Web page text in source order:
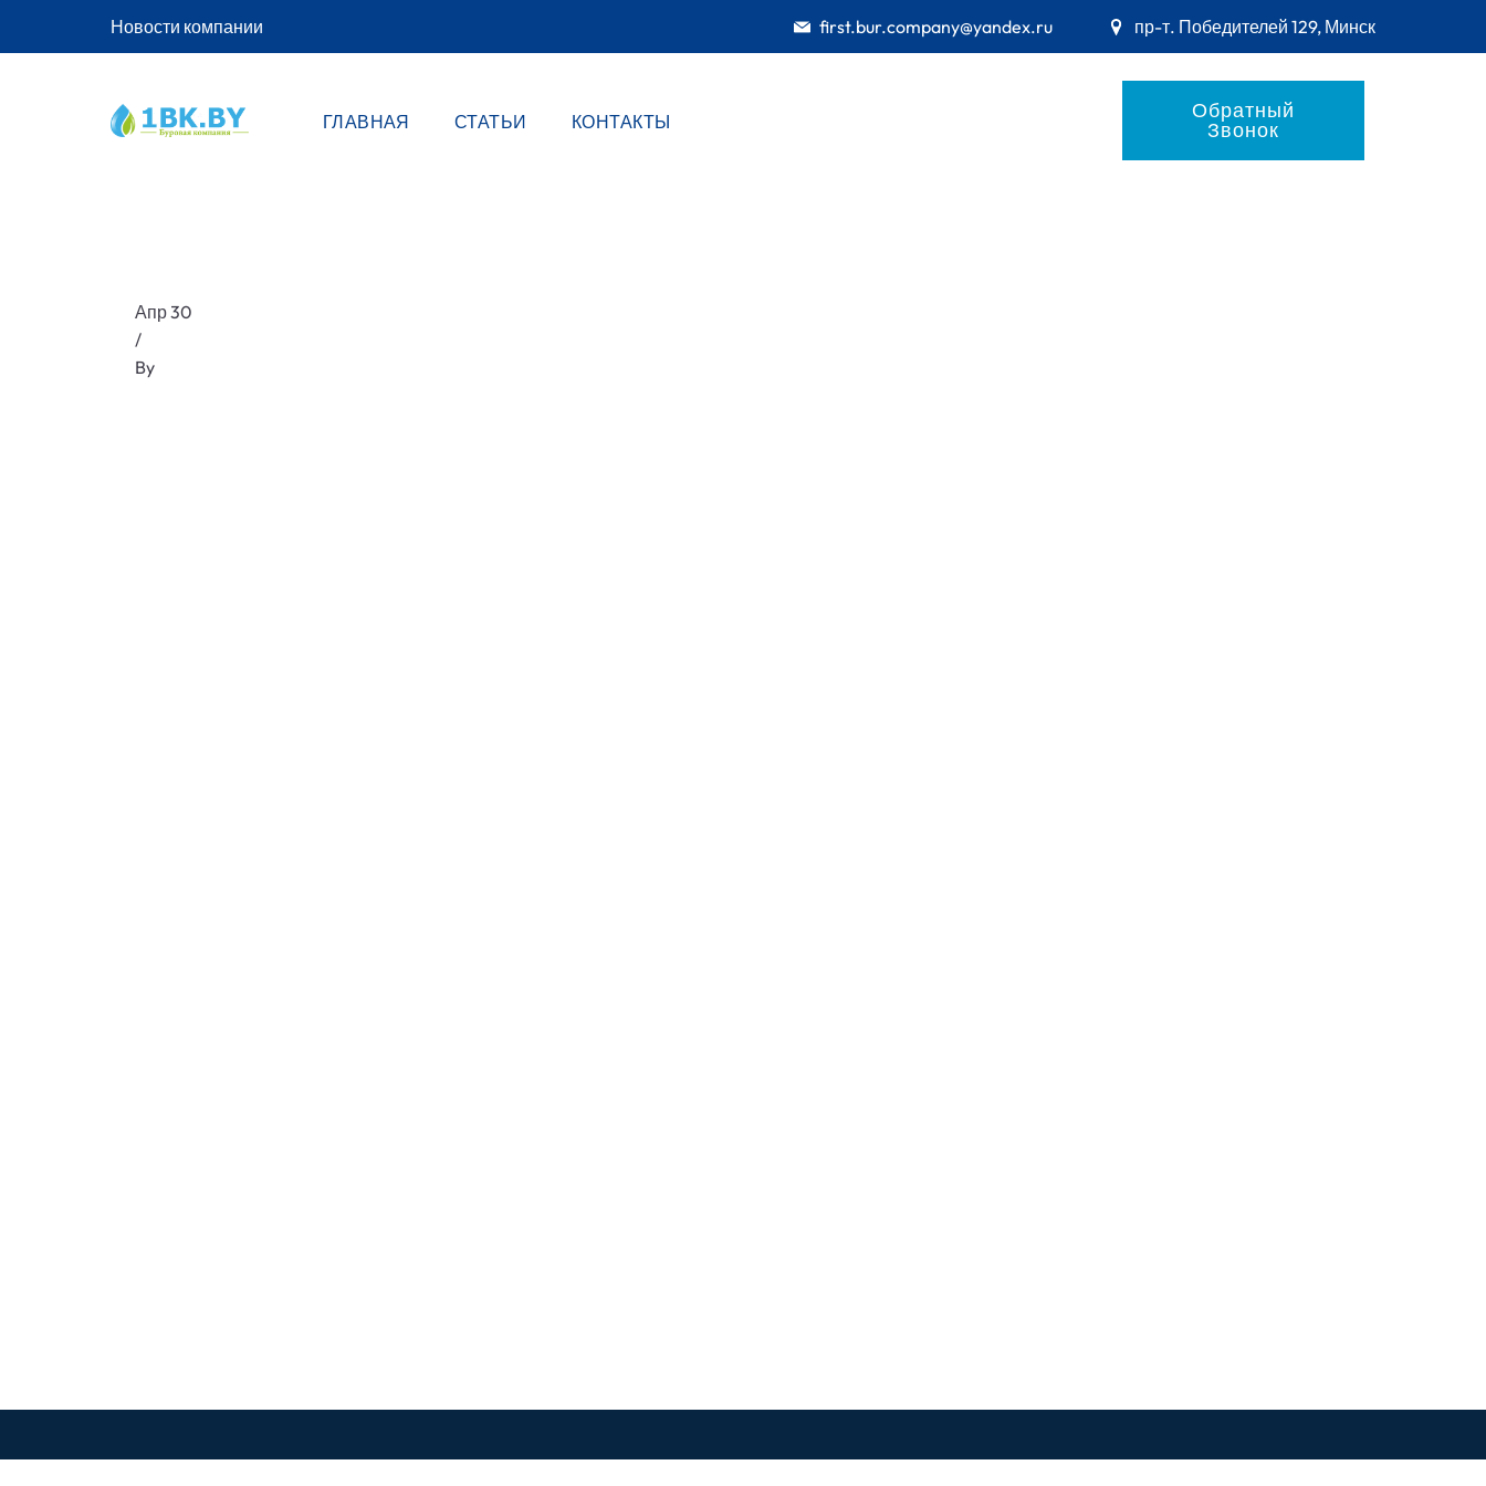
Новости компании first.bur.company@yandex.ru пр-т. Победителей 129, Минск
ГЛАВНАЯ СТАТЬИ КОНТАКТЫ Обратный
Звонок
Апр 30
/
By